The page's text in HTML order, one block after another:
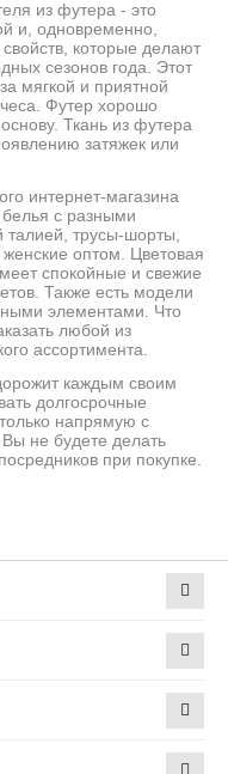
из футера - это
и, одновременно,
которые делают
сезонов года. Этот
мягкой и приятной
Футер хорошо
Ткань из футера
затяжек или
интернет-магазина
с разными
талией, трусы-шорты,
оптом. Цветовая
спокойные и свежие
Также есть модели
элементами. Что
любой из
ассортимента.
каждым своим
долгосрочные
напрямую с
не будете делать
при покупке.